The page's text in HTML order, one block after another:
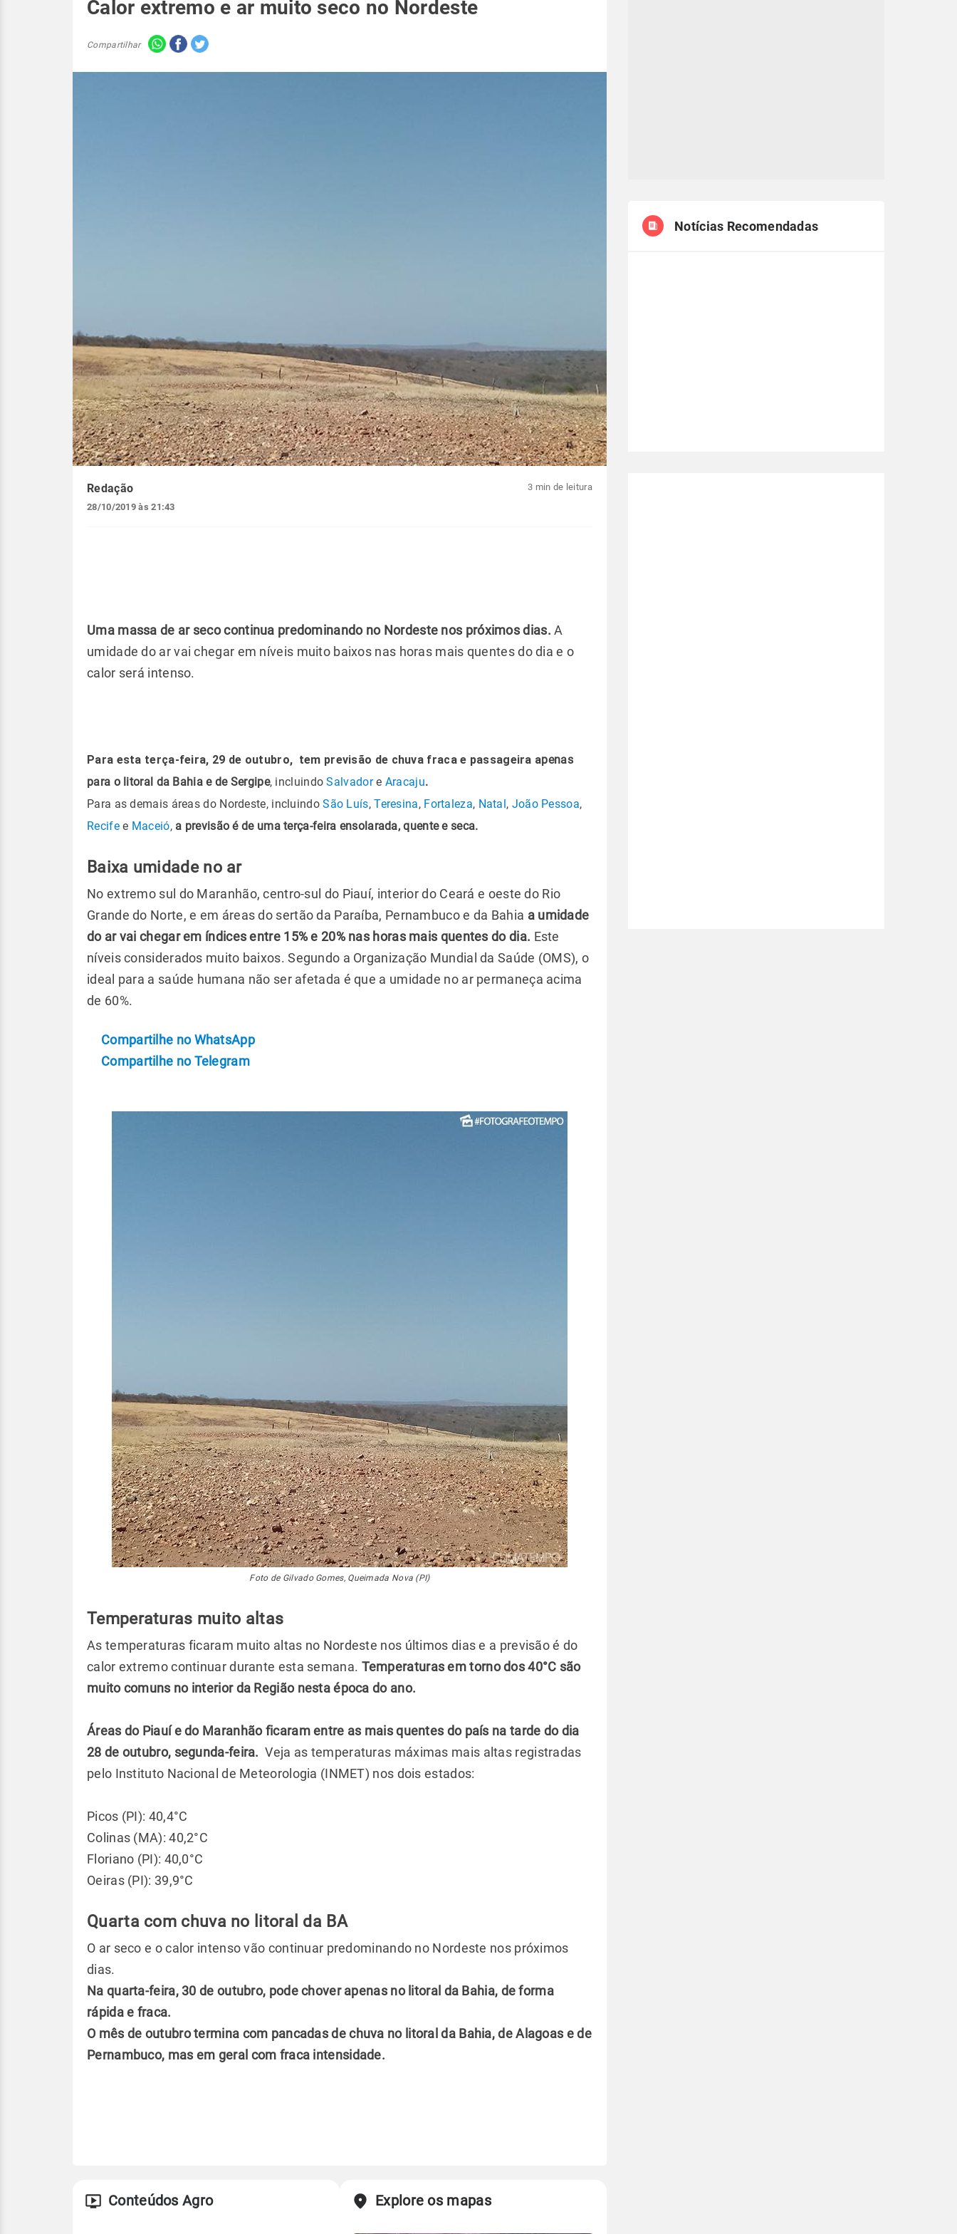
Calor extremo e ar muito seco no Nordeste
Compartilhar
Redação
28/10/2019 às 21:43
3 min de leitura
Uma massa de ar seco continua predominando no Nordeste nos próximos dias. A
umidade do ar vai chegar em níveis muito baixos nas horas mais quentes do dia e o
calor será intenso.
Para esta terça-feira, 29 de outubro, tem previsão de chuva fraca e passageira apenas
para o litoral da Bahia e de Sergipe, incluindoSalvadore Aracaju.
Para as demais áreas do Nordeste, incluindoSão Luís,Teresina, Fortaleza, Natal, João Pessoa,
Recifee Maceió,a previsão é de uma terça-feira ensolarada, quente e seca.
Baixa umidade no ar
No extremo sul do Maranhão, centro-sul do Piauí, interior do Ceará e oeste do Rio
Grande do Norte, e em áreas do sertão da Paraíba, Pernambuco e da Bahia a umidade
do ar vai chegar em índices entre 15% e 20% nas horas mais quentes do dia. Este
níveis considerados muito baixos. Segundo a Organização Mundial da Saúde (OMS), o
ideal para a saúde humana não ser afetada é que a umidade no ar permaneça acima
de 60%.
Compartilhe no WhatsApp
Compartilhe no Telegram
Foto de Gilvado Gomes, Queimada Nova (PI)
Temperaturas muito altas
As temperaturas ficaram muito altas no Nordeste nos últimos dias e a previsão é do
calor extremo continuar durante esta semana. Temperaturas em torno dos 40°C são
muito comuns no interior da Região nesta época do ano.
Áreas do Piauí e do Maranhão ficaram entre as mais quentes do país na tarde do dia
28 de outubro, segunda-feira. Veja as temperaturas máximas mais altas registradas
pelo Instituto Nacional de Meteorologia (INMET) nos dois estados:
Picos (PI): 40,4°C
Colinas (MA): 40,2°C
Floriano (PI): 40,0°C
Oeiras (PI): 39,9°C
Quarta com chuva no litoral da BA
O ar seco e o calor intenso vão continuar predominando no Nordeste nos próximos
dias.
Na quarta-feira, 30 de outubro, pode chover apenas no litoral da Bahia, de forma
rápida e fraca.
O mês de outubro termina com pancadas de chuva no litoral da Bahia, de Alagoas e de
Pernambuco, mas em geral com fraca intensidade.
Conteúdos Agro Explore os mapas
Notícias Recomendadas